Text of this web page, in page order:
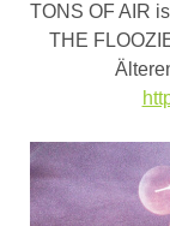
TONS OF AIR
THE